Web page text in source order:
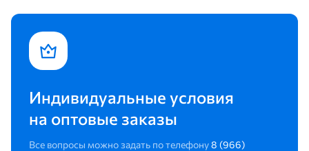
Индивидуальные условия
на оптовые заказы
Все вопросы можно задать по телефону8 (966)